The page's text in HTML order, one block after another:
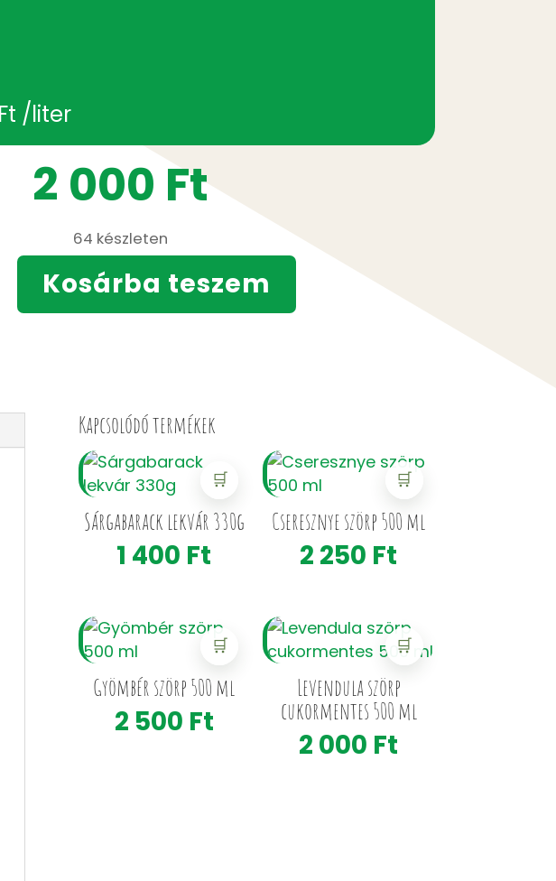
/liter
2 000 Ft
64 készleten
Kosárba teszem
Kapcsolódó termékek
🛒
Sárgabarack lekvár 330g
1 400 Ft
🛒
Cseresznye szörp 500 ml
2 250 Ft
🛒
Gyömbér szörp 500 ml
2 500 Ft
🛒
Levendula szörp
cukormentes 500 ml
2 000 Ft